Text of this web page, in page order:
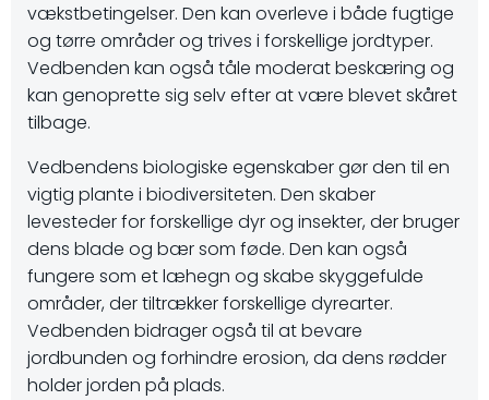
vækstbetingelser. Den kan overleve i både fugtige
og tørre områder og trives i forskellige jordtyper.
Vedbenden kan også tåle moderat beskæring og
kan genoprette sig selv efter at være blevet skåret
tilbage.
Vedbendens biologiske egenskaber gør den til en
vigtig plante i biodiversiteten. Den skaber
levesteder for forskellige dyr og insekter, der bruger
dens blade og bær som føde. Den kan også
fungere som et læhegn og skabe skyggefulde
områder, der tiltrækker forskellige dyrearter.
Vedbenden bidrager også til at bevare
jordbunden og forhindre erosion, da dens rødder
holder jorden på plads.